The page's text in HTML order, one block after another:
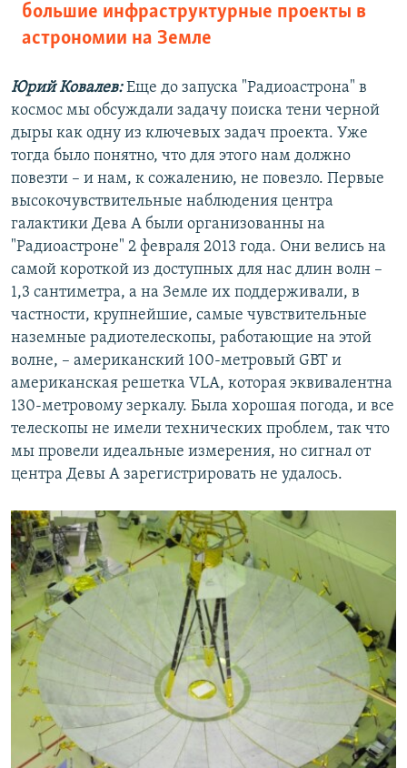
большие инфраструктурные проекты в
астрономии на Земле
Юрий Ковалев:Еще до запуска "Радиоастрона" в
космос мы обсуждали задачу поиска тени черной
дыры как одну из ключевых задач проекта. Уже
тогда было понятно, что для этого нам должно
повезти – и нам, к сожалению, не повезло. Первые
высокочувствительные наблюдения центра
галактики Дева А были организованны на
"Радиоастроне" 2 февраля 2013 года. Они велись на
самой короткой из доступных для нас длин волн –
1,3 сантиметра, а на Земле их поддерживали, в
частности, крупнейшие, самые чувствительные
наземные радиотелескопы, работающие на этой
волне, – американский 100-метровый GBT и
американская решетка VLA, которая эквивалентна
130-метровому зеркалу. Была хорошая погода, и все
телескопы не имели технических проблем, так что
мы провели идеальные измерения, но сигнал от
центра Девы А зарегистрировать не удалось.